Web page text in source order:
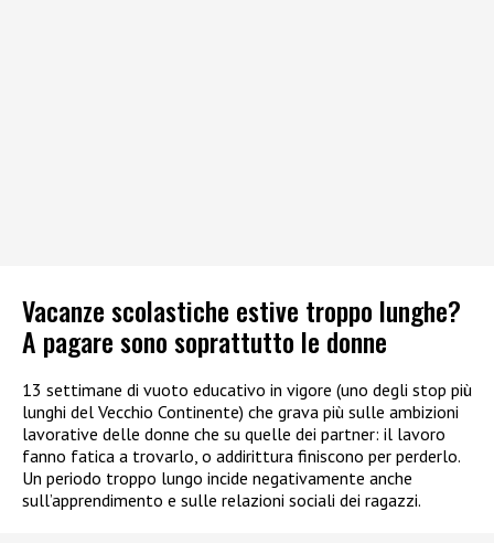
Vacanze scolastiche estive troppo lunghe?
A pagare sono soprattutto le donne
13 settimane di vuoto educativo in vigore (uno degli stop più
lunghi del Vecchio Continente) che grava più sulle ambizioni
lavorative delle donne che su quelle dei partner: il lavoro
fanno fatica a trovarlo, o addirittura finiscono per perderlo.
Un periodo troppo lungo incide negativamente anche
sull’apprendimento e sulle relazioni sociali dei ragazzi.